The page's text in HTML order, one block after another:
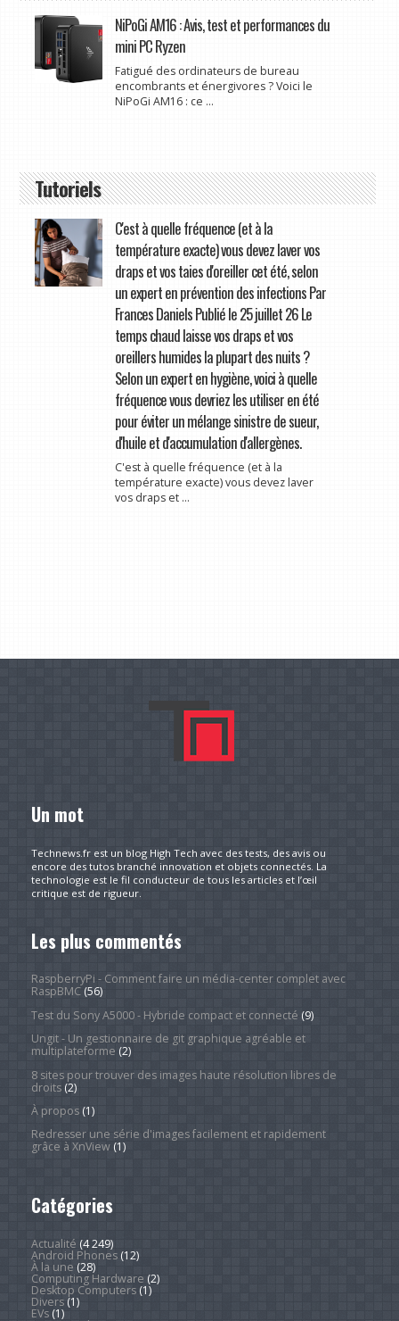
NiPoGi AM16 : Avis, test et performances du
mini PC Ryzen
Fatigué des ordinateurs de bureau
encombrants et énergivores ? Voici le
NiPoGi AM16 : ce ...
Tutoriels
C'est à quelle fréquence (et à la
température exacte) vous devez laver vos
draps et vos taies d'oreiller cet été, selon
un expert en prévention des infections Par
Frances Daniels Publié le 25 juillet 26 Le
temps chaud laisse vos draps et vos
oreillers humides la plupart des nuits ?
Selon un expert en hygiène, voici à quelle
fréquence vous devriez les utiliser en été
pour éviter un mélange sinistre de sueur,
d'huile et d'accumulation d'allergènes.
C'est à quelle fréquence (et à la
température exacte) vous devez laver
vos draps et ...
Un mot
Technews.fr est un blog High Tech avec des tests, des avis ou
encore des tutos branché innovation et objets connectés. La
technologie est le fil conducteur de tous les articles et l’œil
critique est de rigueur.
Les plus commentés
RaspberryPi - Comment faire un média-center complet avec
RaspBMC(56)
Test du Sony A5000 - Hybride compact et connecté (9)
Ungit - Un gestionnaire de git graphique agréable et
multiplateforme (2)
8 sites pour trouver des images haute résolution libres de
droits(2)
À propos(1)
Redresser une série d'images facilement et rapidement
grâce à XnView(1)
Catégories
Actualité (4 249)
Android Phones(12)
À la une (28)
Computing Hardware (2)
Desktop Computers(1)
Divers(1)
EVs(1)